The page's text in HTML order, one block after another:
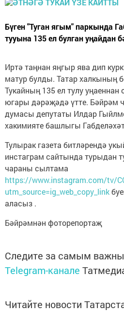
Бүген "Туган ягым" паркында
тууына 135 ел булган уңайдан
Иртә таңнан яңгыр ява дип
матур булды. Татар халкының
Тукайның 135 ел тулу
югары дәрәҗәдә үтте. Бәйрәм
думасы депутаты Илдар
хакимияте башлыгы
Тулырак газета битләрендә
инстаграм сайтында турыдан
чараны сылтама
https://www.instagram.com/tv/
utm_source=ig_web_copy_link
аласыз .
Бәйрәмнән фоторепортаҗ
Следите за самым
Telegram-канале
Читайте новости